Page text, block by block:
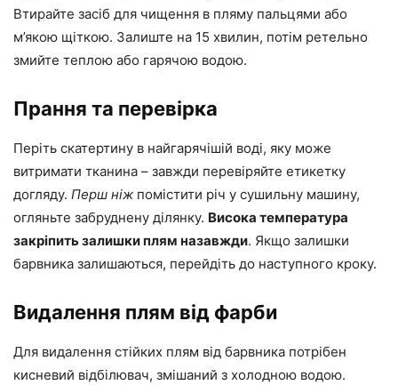
Втирайте засіб для чищення в пляму пальцями або
м’якою щіткою. Залиште на 15 хвилин, потім ретельно
змийте теплою або гарячою водою.
Прання та перевірка
Періть скатертину в найгарячішій воді, яку може
витримати тканина – завжди перевіряйте етикетку
догляду. Перш ніж помістити річ у сушильну машину,
огляньте забруднену ділянку. Висока температура
закріпить залишки плям назавжди. Якщо залишки
барвника залишаються, перейдіть до наступного кроку.
Видалення плям від фарби
Для видалення стійких плям від барвника потрібен
кисневий відбілювач, змішаний з холодною водою.